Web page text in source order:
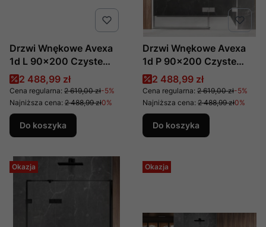
Drzwi Wnękowe Avexa
1d L 90x200 Czyste
6mm Active Shield 2.0 ,
Producent: New Trendy,
Numer Kat: Exk-1443
Cena promocyjna
2 488,99 zł
Cena regularna: 2 619,00 zł-5%
Najniższa cena: 2 488,99 zł0%
Do koszyka
Drzwi Wnękowe Avexa
1d P 90x200 Czyste
6mm Active Shield 2.0 ,
Producent: New Trendy,
Numer Kat: Exk-1444
Cena promocyjna
2 488,99 zł
Cena regularna: 2 619,00 zł-5%
Najniższa cena: 2 488,99 zł0%
Do koszyka
Okazja Okazja